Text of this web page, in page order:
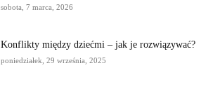
sobota, 7 marca, 2026
Konflikty między dziećmi – jak je rozwiązywać?
poniedziałek, 29 września, 2025